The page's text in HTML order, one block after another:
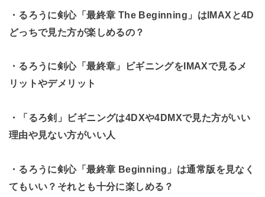
・るろうに剣心「最終章 The Beginning」はIMAXと4D
どっちで見た方が楽しめるの？
・るろうに剣心「最終章」ビギニングをIMAXで見るメ
リットやデメリット
・「るろ剣」ビギニングは4DXや4DMXで見た方がいい
理由や見ない方がいい人
・るろうに剣心「最終章 Beginning」は通常版を見なく
てもいい？それとも十分に楽しめる？